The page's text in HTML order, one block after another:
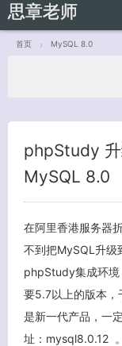
思章老师
首页 MySQL 8.0
phpStudy
MySQL 8.0
在阿里香港服务器
不到把MySQL升级
phpStudy集成环
要5.7以上的版本
是新一代产品，一
址：mysql8.0.12